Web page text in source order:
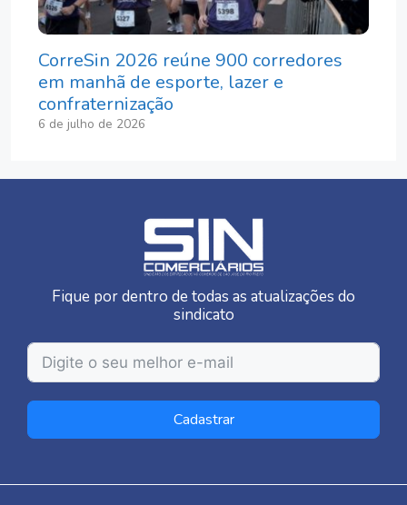
CorreSin 2026 reúne 900 corredores
em manhã de esporte, lazer e
confraternização
6 de julho de 2026
Fique por dentro de todas as atualizações do
sindicato
Cadastrar